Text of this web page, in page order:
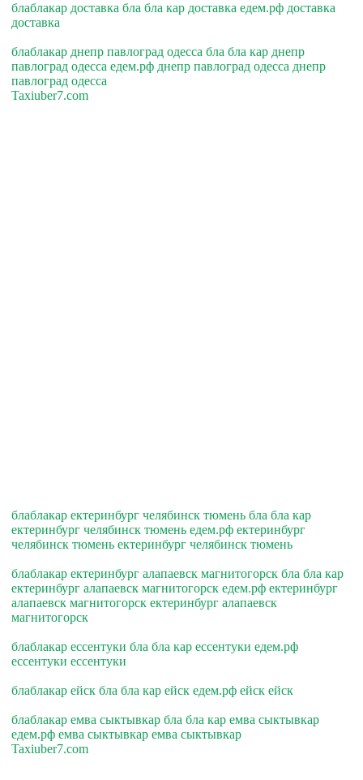
блаблакар доставка бла бла кар доставка едем.рф доставка
доставка
блаблакар днепр павлоград одесса бла бла кар днепр
павлоград одесса едем.рф днепр павлоград одесса днепр
павлоград одесса
Taxiuber7.com
блаблакар ектеринбург челябинск тюмень бла бла кар
ектеринбург челябинск тюмень едем.рф ектеринбург
челябинск тюмень ектеринбург челябинск тюмень
блаблакар ектеринбург алапаевск магнитогорск бла бла кар
ектеринбург алапаевск магнитогорск едем.рф ектеринбург
алапаевск магнитогорск ектеринбург алапаевск
магнитогорск
блаблакар ессентуки бла бла кар ессентуки едем.рф
ессентуки ессентуки
блаблакар ейск бла бла кар ейск едем.рф ейск ейск
блаблакар емва сыктывкар бла бла кар емва сыктывкар
едем.рф емва сыктывкар емва сыктывкар
Taxiuber7.com